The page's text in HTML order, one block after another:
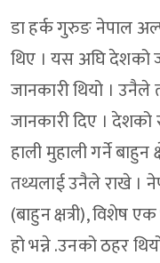
डा हर्क गुरुङ नेपाल
थिए । यस अघि देशको
जानकारी थियो ।
जानकारी दिए । देशको
हाली मुहाली गर्ने
तथ्यलाई उनैले राखे ।
(बाहुन क्षत्री), विशेष
हो भन्ने .उनको ठहर